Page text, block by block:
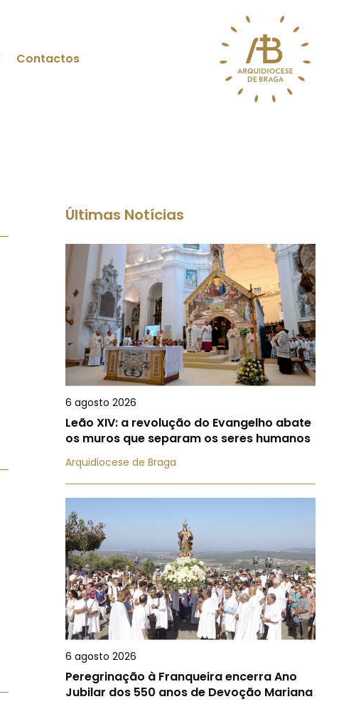
Contactos
Últimas Notícias
6 agosto 2026
Leão XIV: a revolução do Evangelho abate
os muros que separam os seres humanos
Arquidiocese de Braga
6 agosto 2026
Peregrinação à Franqueira encerra Ano
Jubilar dos 550 anos de Devoção Mariana